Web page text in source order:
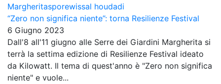
Margheritasporewissal houdadi
“Zero non significa niente”: torna Resilienze Festival
6 Giugno 2023
Dall'8 all'11 giugno alle Serre dei Giardini Margherita si
terrà la settima edizione di Resilienze Festival ideato
da Kilowatt. Il tema di quest'anno è "Zero non significa
niente" e vuole...